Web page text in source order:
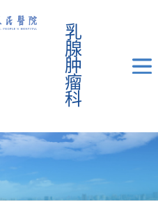
乳
腺
肿
瘤
科